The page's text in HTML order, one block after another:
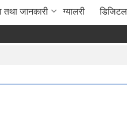
तथा जानकारी ग्यालरी